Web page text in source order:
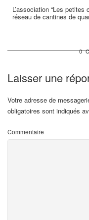
L’association “Les
réseau de cantines de
0
Laisser une
Votre adresse de
obligatoires sont indiqués
Commentaire